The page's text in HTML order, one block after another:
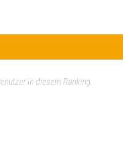
in diesem Ranking.